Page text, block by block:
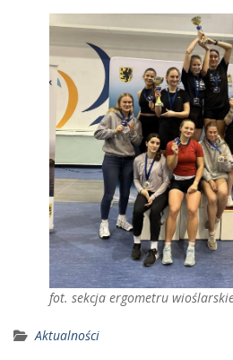
fot. sekcja ergometru
Aktualności